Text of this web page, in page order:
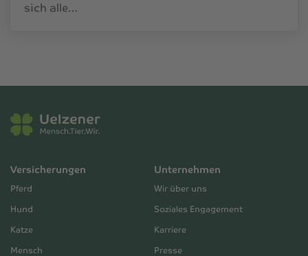
sich alle…
Versicherungen
Pferd
Hund
Katze
Mensch
Unternehmen
Wir über uns
Soziales Engagement
Karriere
Presse